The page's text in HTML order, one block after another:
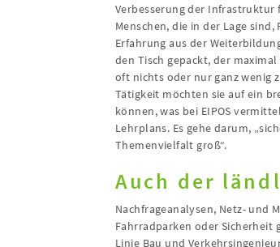
Verbesserung der Infrastruktur
Menschen, die in der Lage
Erfahrung aus der
den Tisch gepackt, der
oft nichts oder nur ganz wenig
Tätigkeit möchten sie auf ein
können, was bei EIPOS
Lehrplans. Es gehe darum,
Themenvielfalt groß“.
Auch der
Nachfrageanalysen, Netz- und
Fahrradparken oder Sicherheit
Linie Bau und